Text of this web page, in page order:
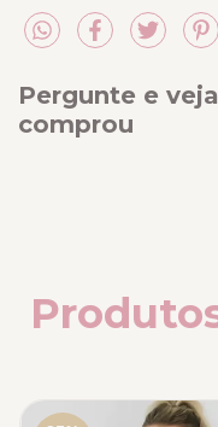
Pergunte e
comprou